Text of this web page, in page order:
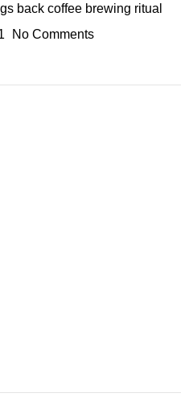
back coffee brewing ritual
No Comments